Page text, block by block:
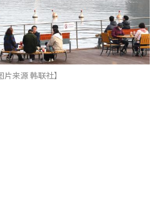
片来源 韩联社】